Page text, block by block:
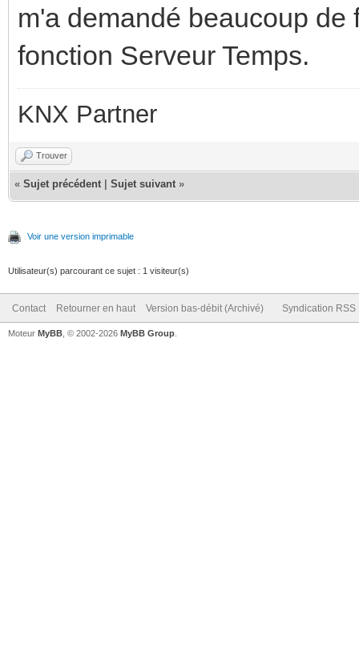
m'a demandé beaucoup
fonction Serveur Temps.
KNX Partner
Trouver
« Sujet précédent Sujet suivant »
Voir une version imprimable
Utilisateur(s) parcourant ce sujet : 1 visiteur(s)
Contact Retourner en haut Version bas-débit (Archivé) Syndication RSS
Moteur MyBB , © 2002-2026 MyBB Group